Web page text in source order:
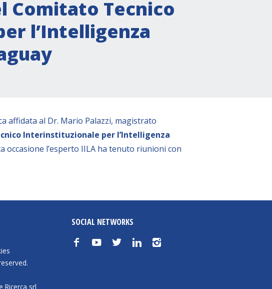
Comitato Tecnico
l’Intelligenza
affidata al Dr. Mario Palazzi, magistrato
Interinstituzionale per l’Intelligenza
occasione l’esperto IILA ha tenuto riunioni con
Ricerca srl
SOCIAL NETWORKS
f y t n i